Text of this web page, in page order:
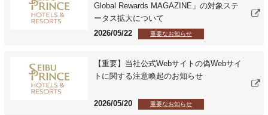
Global Rewards MAGAZINE」の対象ステ
ータス拡大について
2026/05/22
重要なお知らせ
【重要】当社公式Webサイトの偽Webサイ
トに関する注意喚起のお知らせ
2026/05/20 重要なお知らせ